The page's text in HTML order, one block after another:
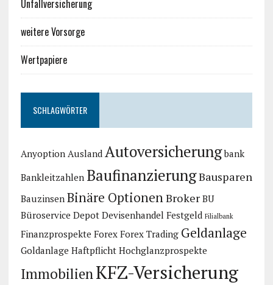
Unfallversicherung
weitere Vorsorge
Wertpapiere
SCHLAGWÖRTER
Anyoption Ausland Autoversicherung bank
Bankleitzahlen BaufinanzierungBausparen
Bauzinsen Binäre OptionenBroker BU
Büroservice Depot Devisenhandel Festgeld Filialbank
Finanzprospekte Forex Forex Trading Geldanlage
Goldanlage Haftpflicht Hochglanzprospekte
ImmobilienKFZ-Versicherung